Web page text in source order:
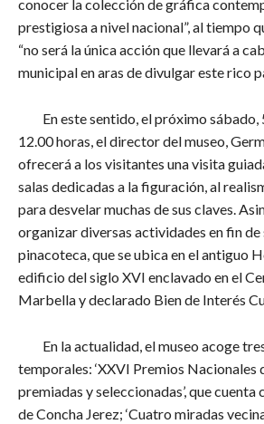
conocer la colección de gráfica
prestigiosa a nivel nacional”, al tiempo
“no será la única acción que llevará a
municipal en aras de divulgar este rico
En este sentido, el próximo sábado,
12.00 horas, el director del museo,
ofrecerá a los visitantes una visita
salas dedicadas a la figuración, al
para desvelar muchas de sus claves.
organizar diversas actividades en fin de
pinacoteca, que se ubica en el antiguo
edificio del siglo XVI enclavado en el
Marbella y declarado Bien de Interés
En la actualidad, el museo acoge
temporales: ‘XXVI Premios Nacionales
premiadas y seleccionadas’, que cuenta
de Concha Jerez; ‘Cuatro miradas